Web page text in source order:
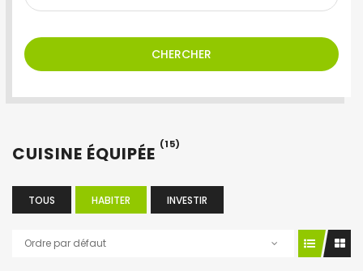
CHERCHER
CUISINE ÉQUIPÉE (15)
TOUS HABITER INVESTIR
Ordre par défaut